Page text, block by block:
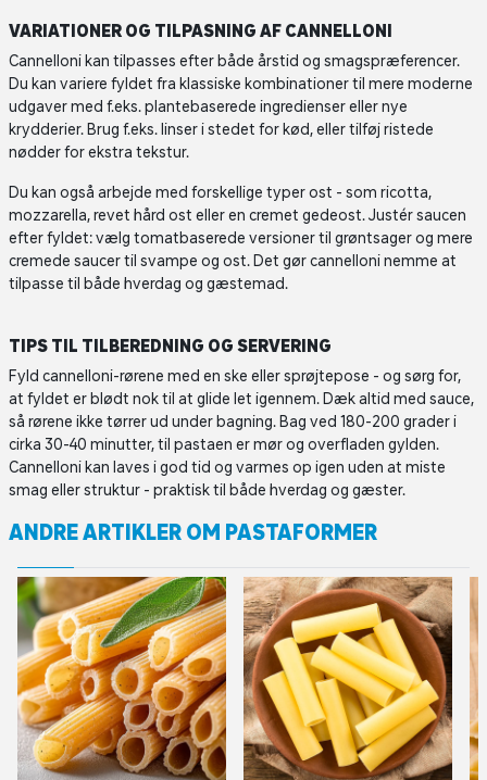
VARIATIONER OG TILPASNING AF CANNELLONI
Cannelloni kan tilpasses efter både årstid og smagspræferencer.
Du kan variere fyldet fra klassiske kombinationer til mere moderne
udgaver med f.eks. plantebaserede ingredienser eller nye
krydderier. Brug f.eks. linser i stedet for kød, eller tilføj ristede
nødder for ekstra tekstur.
Du kan også arbejde med forskellige typer ost - som ricotta,
mozzarella, revet hård ost eller en cremet gedeost. Justér saucen
efter fyldet: vælg tomatbaserede versioner til grøntsager og mere
cremede saucer til svampe og ost. Det gør cannelloni nemme at
tilpasse til både hverdag og gæstemad.
TIPS TIL TILBEREDNING OG SERVERING
Fyld cannelloni-rørene med en ske eller sprøjtepose - og sørg for,
at fyldet er blødt nok til at glide let igennem. Dæk altid med sauce,
så rørene ikke tørrer ud under bagning. Bag ved 180-200 grader i
cirka 30-40 minutter, til pastaen er mør og overfladen gylden.
Cannelloni kan laves i god tid og varmes op igen uden at miste
smag eller struktur - praktisk til både hverdag og gæster.
ANDRE ARTIKLER OM PASTAFORMER